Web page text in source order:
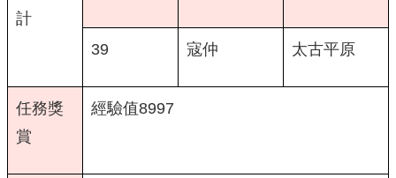
計
39 寇仲 太古平原
任務獎
賞
經驗值8997